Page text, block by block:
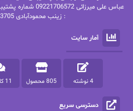
پرستو مهاجر
پروانه قدیمی
پریسا شکور(طوفان خاموش)
: زینب محمودآبادی 09944563705
آمار سایت
4 نوشته 805 محصول 11 کامنت
دسترسی سریع